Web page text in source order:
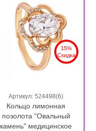
15%
Скидка
Артикул: 524498(6)
Кольцо лимонная
позолота "Овальный
камень" медицинское